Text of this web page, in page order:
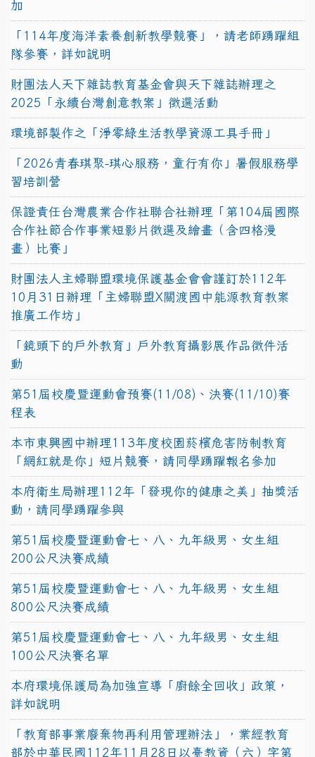
加
「114年度海洋素養創新教學競賽」，請老師踴躍組
隊參賽，詳如說明
財團法人天下雜誌教育基金會與天下雜誌辦理之
2025「永續台灣創意教案」徵選活動
環境部製作之「淨零綠生活教學資源工具手冊」
「2026青春琪聚-琪心服務，童行有你」暑假服務學
習培訓營
保證責任台灣農業合作社聯合社辦理「第104屆國際
合作社節合作事業短影片徵選及繪畫（含四格漫
畫）比賽」
財團法人主婦聯盟環境保護基金會會謹訂於112年
10月31日辦理「主婦聯盟X關渡國中能源教育教案
推廣工作坊」
「鏡頭下的戶外教育」戶外教育攝影展作品徵件活
動
第51屆校慶暨運動會預賽(11/08)、決賽(11/10)賽
程表
本市東興國中辦理113年度校園菸檳危害防制教育
「網紅就是你」短片競賽，請同學踴躍報名參加
本府衛生局辦理112年「發現你的健康之美」抽獎活
動，請同學踴躍參與
第51屆校慶暨運動會七、八、九年級男、女生組
200公尺決賽成績
第51屆校慶暨運動會七、八、九年級男、女生組
800公尺決賽成績
第51屆校慶暨運動會七、八、九年級男、女生組
100公尺決賽名單
本府環境保護局為加強宣導「廚餘全回收」政策，
詳如說明
「教育部事業廢棄物再利用管理辦法」，業經教育
部於中華民國112年11月28日以臺教資（六）字第